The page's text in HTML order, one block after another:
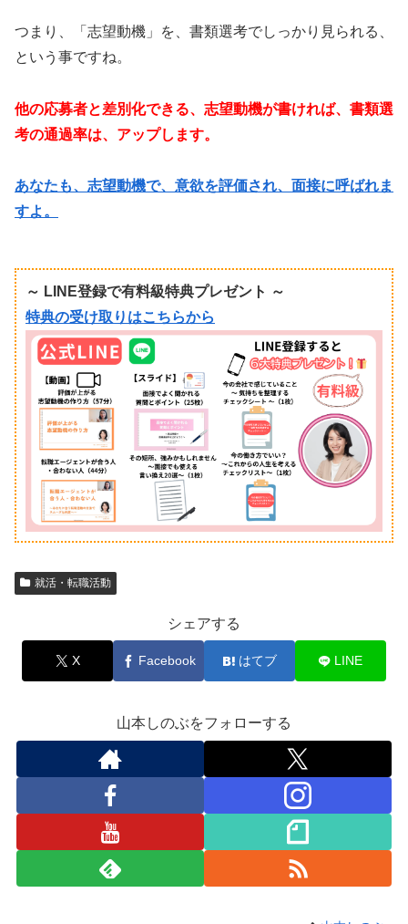
つまり、「志望動機」を、書類選考でしっかり見られる、
という事ですね。
他の応募者と差別化できる、志望動機が書ければ、書類選
考の通過率は、アップします。
あなたも、志望動機で、意欲を評価され、面接に呼ばれま
すよ。
～ LINE登録で有料級特典プレゼント ～
特典の受け取りはこちらから
就活・転職活動
シェアする
X Facebook はてブ LINE
山本しのぶをフォローする